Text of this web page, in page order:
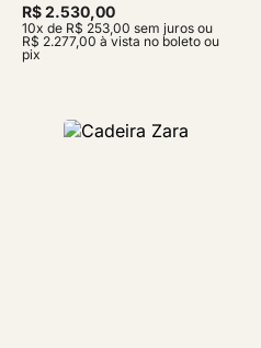
R$ 2.530,00
10x de R$ 253,00 sem juros ou
R$ 2.277,00 à vista no boleto ou
pix